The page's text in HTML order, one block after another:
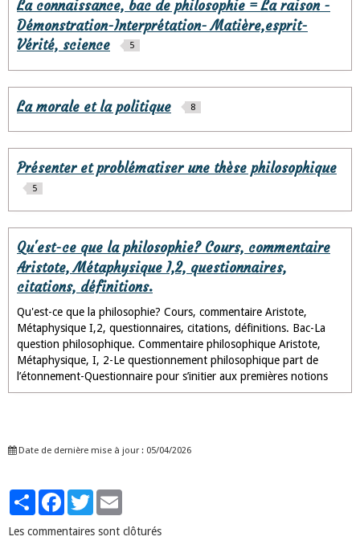
La connaissance, bac de philosophie = La raison -
Démonstration-Interprétation- Matière,esprit-
Vérité, science
5
La morale et la politique 8
Présenter et problématiser une thèse philosophique
5
Qu'est-ce que la philosophie? Cours, commentaire
Aristote, Métaphysique I,2, questionnaires,
citations, définitions.
Qu'est-ce que la philosophie? Cours, commentaire Aristote,
Métaphysique I,2, questionnaires, citations, définitions. Bac-La
question philosophique. Commentaire philosophique Aristote,
Métaphysique, I, 2-Le questionnement philosophique part de
l’étonnement-Questionnaire pour s’initier aux premières notions
Date de dernière mise à jour : 05/04/2026
PartagerFacebookTwitter
Les commentaires sont clôturés